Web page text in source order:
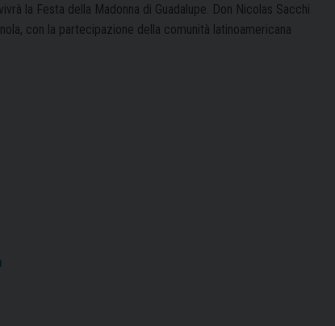
la Festa della Madonna di Guadalupe. Don Nicolas Sacchi
con la partecipazione della comunità latinoamericana